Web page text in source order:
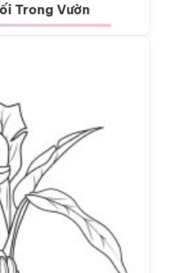
Trong Vườn